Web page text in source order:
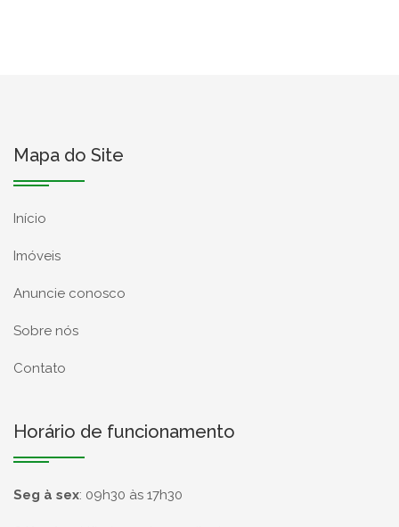
Mapa do Site
Início
Imóveis
Anuncie conosco
Sobre nós
Contato
Horário de funcionamento
Seg à sex: 09h30 às 17h30